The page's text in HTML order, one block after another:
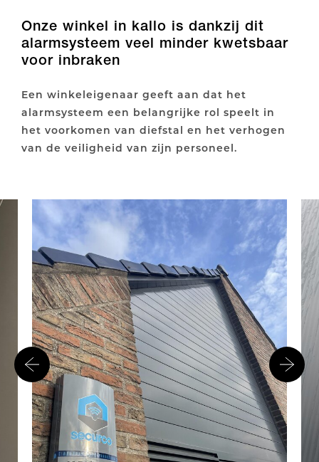
Onze winkel in kallo is dankzij dit
alarmsysteem veel minder kwetsbaar
voor inbraken
Een winkeleigenaar geeft aan dat het
alarmsysteem een belangrijke rol speelt in
het voorkomen van diefstal en het verhogen
van de veiligheid van zijn personeel.